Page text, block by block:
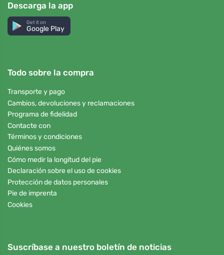
Descarga la app
Get it on
Google Play
Todo sobre la compra
Transporte y pago
Cambios, devoluciones y reclamaciones
Programa de fidelidad
Contacte con
Términos y condiciones
Quiénes somos
Cómo medir la longitud del pie
Declaración sobre el uso de cookies
Protección de datos personales
Pie de imprenta
Cookies
Suscríbase a nuestro boletín de noticias